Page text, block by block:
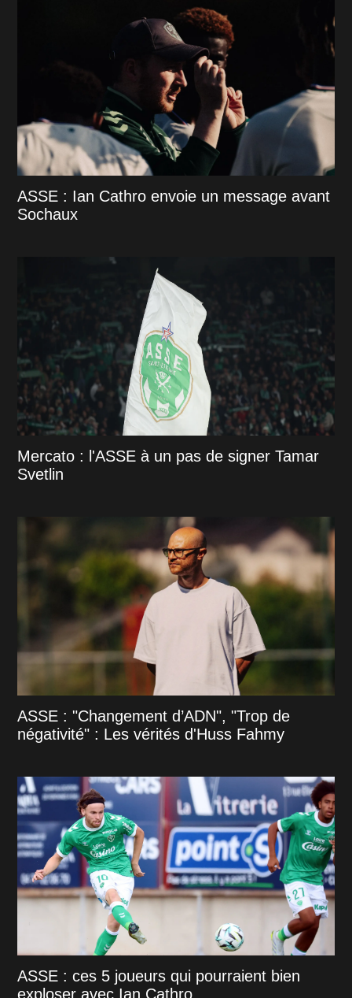
ASSE : Ian Cathro envoie un message avant
Sochaux
Mercato : l'ASSE à un pas de signer Tamar
Svetlin
ASSE : "Changement d’ADN", "Trop de
négativité" : Les vérités d'Huss Fahmy
ASSE : ces 5 joueurs qui pourraient bien
exploser avec Ian Cathro